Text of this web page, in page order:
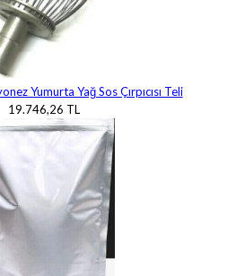
Yumurta Yağ Sos Çırpıcısı Teli
19.746,26 TL